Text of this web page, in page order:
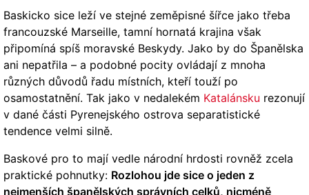
Baskicko sice leží ve stejné zeměpisné šířce jako třeba
francouzské Marseille, tamní hornatá krajina však
připomíná spíš moravské Beskydy. Jako by do Španělska
ani nepatřila – a podobné pocity ovládají z mnoha
různých důvodů řadu místních, kteří touží po
osamostatnění. Tak jako v nedalekém Katalánsku rezonují
v dané části Pyrenejského ostrova separatistické
tendence velmi silně.
Baskové pro to mají vedle národní hrdosti rovněž zcela
praktické pohnutky: Rozlohou jde sice o jeden z
nejmenších španělských správních celků, nicméně